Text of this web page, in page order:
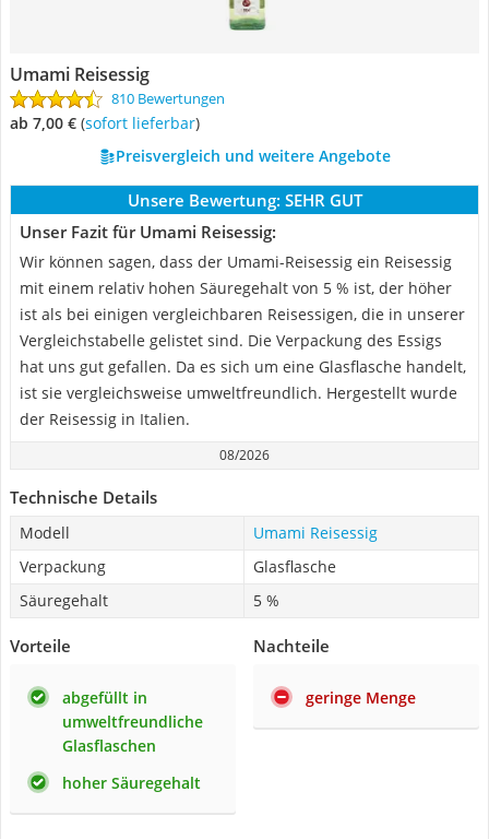
Umami Reisessig
810 Bewertungen
ab 7,00 € ( Sofort lieferbar)
Preisvergleich und weitere Angebote
Unsere Bewertung: SEHR GUT
Unser Fazit für Umami Reisessig:
Wir können sagen, dass der Umami-Reisessig ein Reisessig
mit einem relativ hohen Säuregehalt von 5 % ist, der höher
ist als bei einigen vergleichbaren Reisessigen, die in unserer
Vergleichstabelle gelistet sind. Die Verpackung des Essigs
hat uns gut gefallen. Da es sich um eine Glasflasche handelt,
ist sie vergleichsweise umweltfreundlich. Hergestellt wurde
der Reisessig in Italien.
08/2026
Technische Details
Modell
Umami Reisessig
Verpackung
Glasflasche
Säuregehalt
5 %
Vorteile
abgefüllt in
umweltfreundliche
Glasflaschen
hoher Säuregehalt
Nachteile
geringe Menge